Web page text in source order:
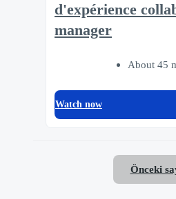
d'expérience
manager
About 45
Watch now
Önceki